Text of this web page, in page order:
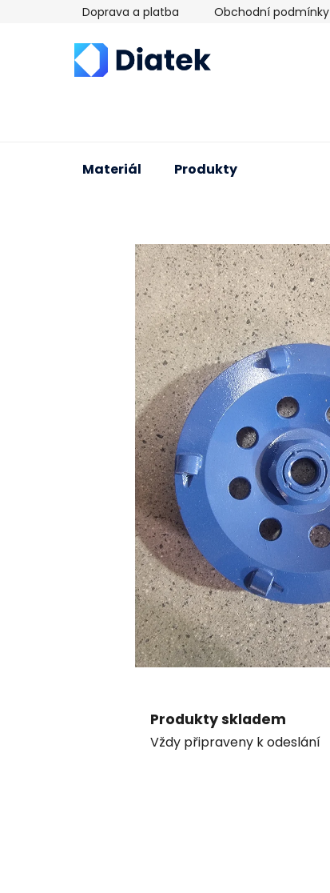
Doprava a platba Obchodní podmínky
Materiál Produkty
Produkty skladem
Vždy připraveny k odeslání